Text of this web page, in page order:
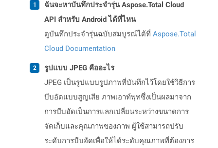
ฉันจะหาบันทึกประจำรุ่น Aspose.Total Cloud
API สำหรับ Android ได้ที่ไหน
ดูบันทึกประจำรุ่นฉบับสมบูรณ์ได้ที่ Aspose.Total
Cloud Documentation
รูปแบบ JPEG คืออะไร
JPEG เป็นรูปแบบรูปภาพที่บันทึกไว้โดยใช้วิธีการ
บีบอัดแบบสูญเสีย ภาพเอาท์พุทซึ่งเป็นผลมาจาก
การบีบอัดเป็นการแลกเปลี่ยนระหว่างขนาดการ
จัดเก็บและคุณภาพของภาพ ผู้ใช้สามารถปรับ
ระดับการบีบอัดเพื่อให้ได้ระดับคุณภาพที่ต้องการ